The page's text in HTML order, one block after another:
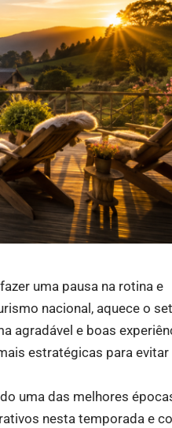
uma pausa na rotina e
nacional, aquece o
agradável e boas
estratégicas para
uma das melhores
nesta temporada e